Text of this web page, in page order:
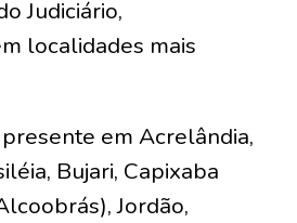
Judiciário,
localidades mais
em Acrelândia,
Bujari, Capixaba
Jordão,